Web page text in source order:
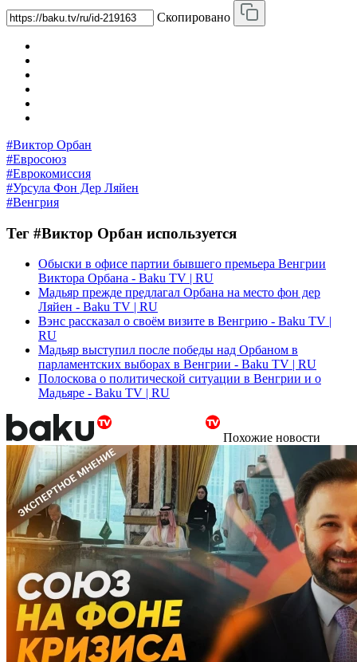
Скопировано
#Виктор Орбан
#Евросоюз
#Еврокомиссия
#Урсула Фон Дер Ляйен
#Венгрия
Тег #Виктор Орбан используется
Обыски в офисе партии бывшего премьера Венгрии
Виктора Орбана - Baku TV | RU
Мадьяр прежде предлагал Орбана на место фон дер
Ляйен - Baku TV | RU
Вэнс рассказал о своём визите в Венгрию - Baku TV |
RU
Мадьяр выступил после победы над Орбаном в
парламентских выборах в Венгрии - Baku TV | RU
Полоскова о политической ситуации в Венгрии и о
Мадьяре - Baku TV | RU
Похожие новости